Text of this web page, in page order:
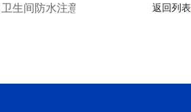
卫生间防水注意事项你一定要知道返回列表